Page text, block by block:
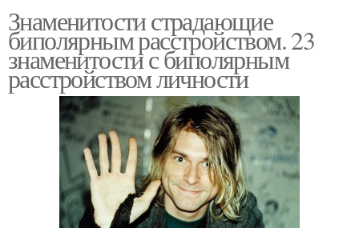
Знаменитости страдающие
биполярным расстройством. 23
знаменитости с биполярным
расстройством личности